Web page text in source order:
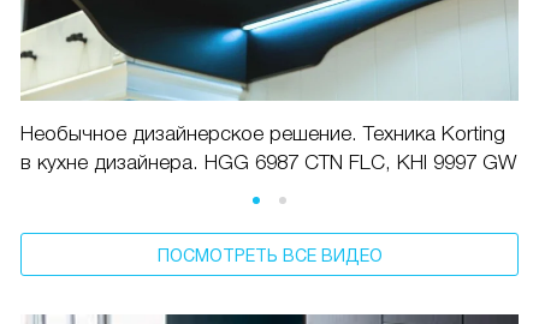
Необычное дизайнерское решение. Техника Korting
в кухне дизайнера. HGG 6987 CTN FLC, KHI 9997 GW
ПОСМОТРЕТЬ ВСЕ ВИДЕО